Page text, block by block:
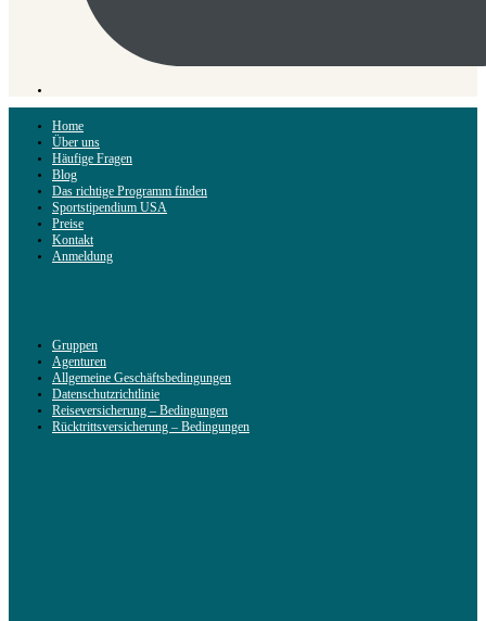
Home
Über uns
Häufige Fragen
Blog
Das richtige Programm finden
Sportstipendium USA
Preise
Kontakt
Anmeldung
Gruppen
Agenturen
Allgemeine Geschäftsbedingungen
Datenschutzrichtlinie
Reiseversicherung – Bedingungen
Rücktrittsversicherung – Bedingungen